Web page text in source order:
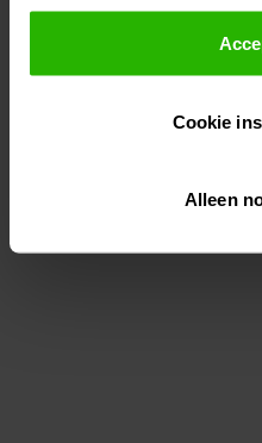
Als je op "Accepteer" klikt,
toestemming om cookies
gepersonaliseerde
Lees hier meer over in ons
Via "Cookie instellingen"
Cookie
Alleen